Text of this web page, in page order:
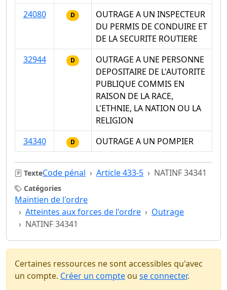
24080
D
OUTRAGE A UN INSPECTEUR
DU PERMIS DE CONDUIRE ET
DE LA SECURITE ROUTIERE
32944
D
OUTRAGE A UNE PERSONNE
DEPOSITAIRE DE L'AUTORITE
PUBLIQUE COMMIS EN
RAISON DE LA RACE,
L'ETHNIE, LA NATION OU LA
RELIGION
34340
D OUTRAGE A UN POMPIER
TexteCode pénal Article 433-5 NATINF 34341
Catégories
Maintien de l'ordre
Atteintes aux forces de l'ordre
Outrage
NATINF 34341
Certaines ressources ne sont accessibles qu'avec
un compte. Créer un compte ou se connecter.